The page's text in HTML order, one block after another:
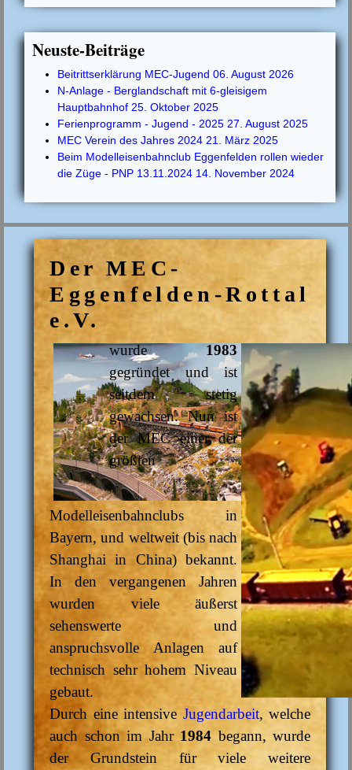
Neuste-Beiträge
Beitrittserklärung MEC-Jugend 06. August 2026
N-Anlage - Berglandschaft mit 6-gleisigem
Hauptbahnhof 25. Oktober 2025
Ferienprogramm - Jugend - 2025 27. August 2025
MEC Verein des Jahres 2024 21. März 2025
Beim Modelleisenbahnclub Eggenfelden rollen wieder
die Züge - PNP 13.11.2024 14. November 2024
Der MEC-
Eggenfelden-Rottal
e.V.
wurde1983
gegründet und ist
seitdem stetig
gewachsen. Nun ist
der MEC einer der
größten
Modelleisenbahnclubs in
Bayern, und weltweit (bis nach
Shanghai in China) bekannt.
In den vergangenen Jahren
wurden viele äußerst
sehenswerte und
anspruchsvolle Anlagen auf
technisch sehr hohem Niveau
gebaut.
Durch eine intensive Jugendarbeit, welche
auch schon im Jahr 1984begann, wurde
der Grundstein für viele weitere